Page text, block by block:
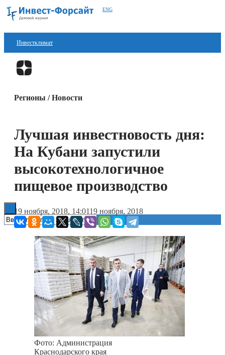
ENG
Инвестклимат
Финансы
Технологии
Книги
Регионы / Новости
Лучшая инвестновость дня:
На Кубани запустили
высокотехнологичное
пищевое производство
19 ноября, 2018, 14:0119 ноября, 2018
Фото: Администрация
Краснодарского края